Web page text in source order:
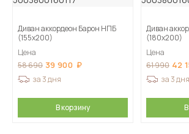
Диван аккордеон Барон НПБ
(155х200)
Цена
58 690 39 900
за 3 дня
В корзину
Диван
(180х200)
Цена
61 990 42
за 3 дня